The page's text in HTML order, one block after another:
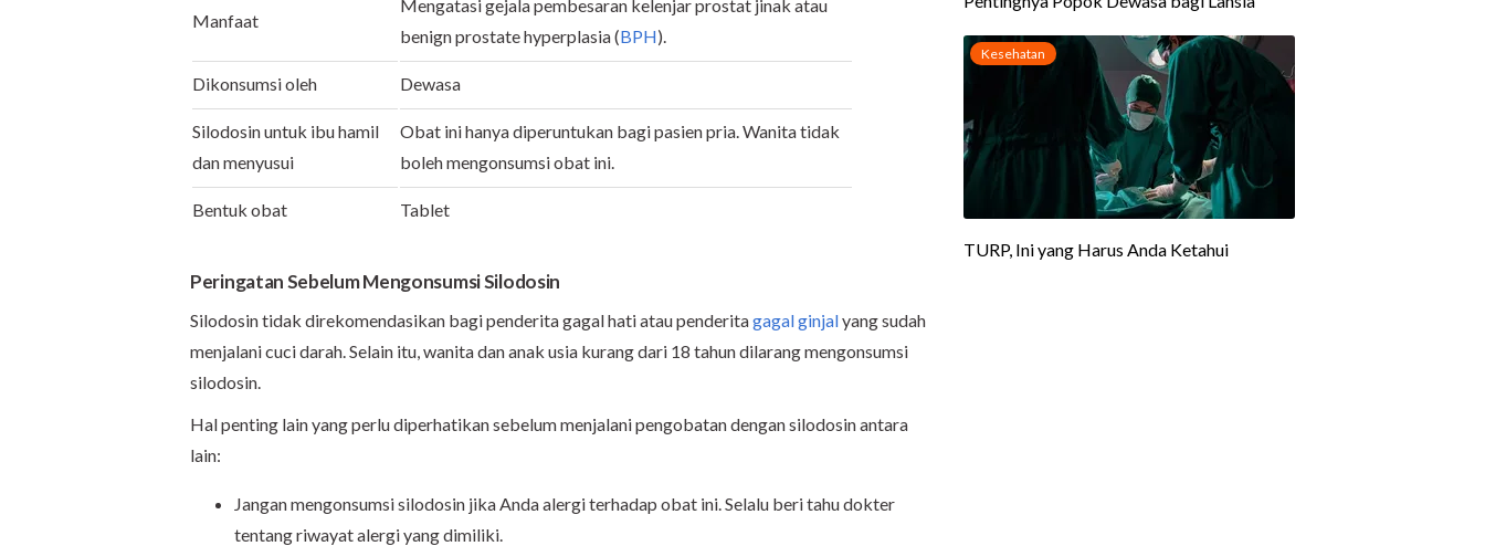
Manfaat
Mengatasi gejala pembesaran kelenjar prostat jinak atau
benign prostate hyperplasia (BPH).
Dikonsumsi oleh Dewasa
Silodosin untuk ibu hamil
dan menyusui
Obat ini hanya diperuntukan bagi pasien pria. Wanita tidak
boleh mengonsumsi obat ini.
Bentuk obat Tablet
Peringatan Sebelum Mengonsumsi Silodosin
Silodosin tidak direkomendasikan bagi penderita gagal hati atau penderitagagal ginjalyang sudah
menjalani cuci darah. Selain itu, wanita dan anak usia kurang dari 18 tahun dilarang mengonsumsi
silodosin.
Hal penting lain yang perlu diperhatikan sebelum menjalani pengobatan dengan silodosin antara
lain:
Jangan mengonsumsi silodosin jika Anda alergi terhadap obat ini. Selalu beri tahu dokter
tentang riwayat alergi yang dimiliki.